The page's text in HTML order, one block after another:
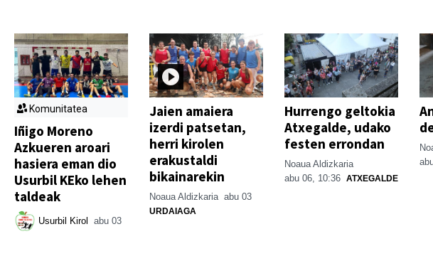
Komunitatea
Iñigo Moreno
Azkueren aroari
hasiera eman dio
Usurbil KEko lehen
taldeak
Usurbil Kirol abu 03
Jaien amaiera
izerdi patsetan,
herri kirolen
erakustaldi
bikainarekin
Noaua Aldizkaria abu 03
URDAIAGA
Hurrengo geltokia
Atxegalde, udako
festen errondan
Noaua Aldizkaria
abu 06, 10:36 ATXEGALDE